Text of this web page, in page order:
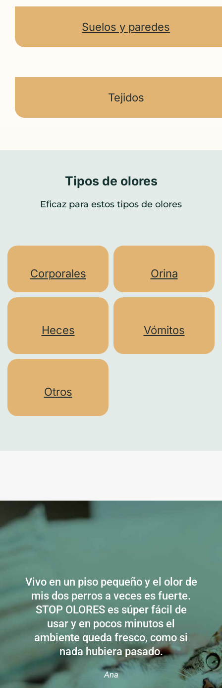
Suelos y paredes
Tejidos
Tipos de olores
Eficaz para estos tipos de olores
Corporales Orina
Heces Vómitos
Otros
Vivo en un piso pequeño y el olor de
mis dos perros a veces es fuerte.
STOP OLORES es súper fácil de
usar y en pocos minutos el
ambiente queda fresco, como si
nada hubiera pasado.
Ana